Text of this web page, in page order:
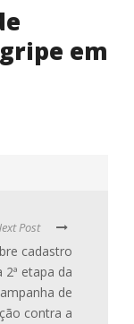
em
Post
cadastro
2ª etapa da
de
contra a